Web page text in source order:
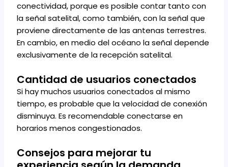
conectividad, porque es posible contar tanto con
la señal satelital, como también, con la señal que
proviene directamente de las antenas terrestres.
En cambio, en medio del océano la señal depende
exclusivamente de la recepción satelital.
Cantidad de usuarios conectados
Si hay muchos usuarios conectados al mismo
tiempo, es probable que la velocidad de conexión
disminuya. Es recomendable conectarse en
horarios menos congestionados.
Consejos para mejorar tu